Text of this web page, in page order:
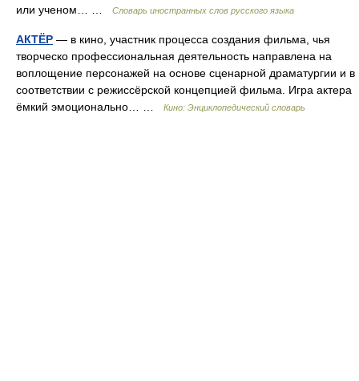
или ученом… … Словарь иностранных слов русского языка
АКТЁР — в кино, участник процесса создания фильма, чья
творческо профессиональная деятельность направлена на
воплощение персонажей на основе сценарной драматургии и в
соответствии с режиссёрской концепцией фильма. Игра актера
ёмкий эмоционально… …
Кино: Энциклопедический словарь